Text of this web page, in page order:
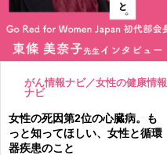
がん情報ナビ／女性の健康情報
ナビ
女性の死因第2位の心臓病。も
っと知ってほしい、女性と循環
器疾患のこと